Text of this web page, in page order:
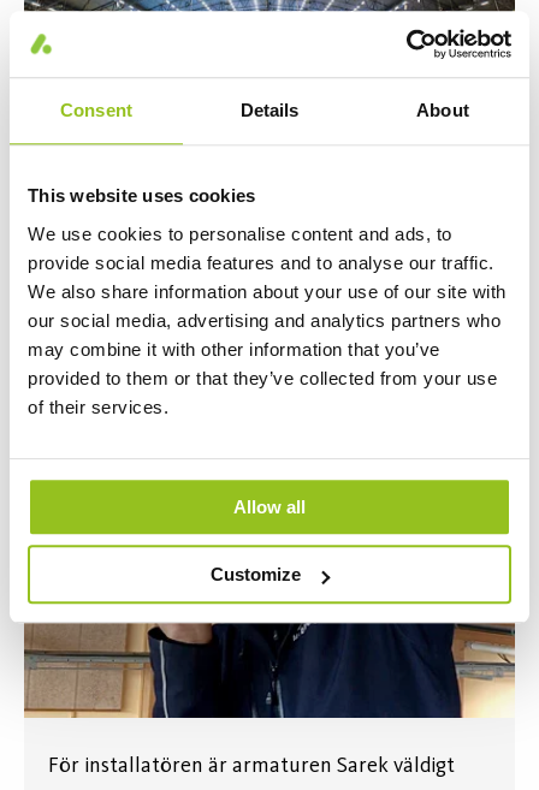
Consent Details About
This website uses cookies
We use cookies to personalise content and ads, to
provide social media features and to analyse our traffic.
We also share information about your use of our site with
our social media, advertising and analytics partners who
may combine it with other information that you’ve
provided to them or that they’ve collected from your use
of their services.
Allow all
Customize
ersatts av 650 st. En årsbesparing på 230 000
kWh som motsvarar omkring 200 000 kr.
För installatören är armaturen Sarek väldigt